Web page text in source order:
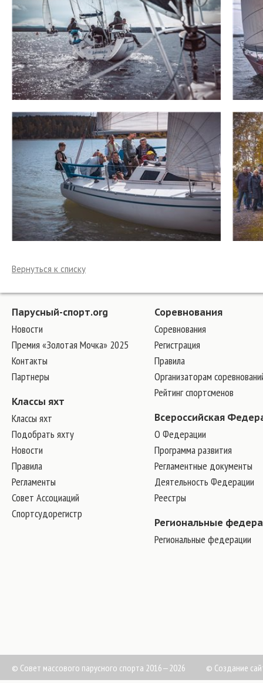
Вернуться к списку
Парусный-спорт.org
Новости
Премия «Золотая Мочка» 2025
Контакты
Партнеры
Классы яхт
Классы яхт
Подобрать яхту
Новости
Правила
Регламенты
Совет Ассоциаций
Спортсудорегистр
Соревнования
Соревнования
Регистрация
Правила
Организаторам
Рейтинг спортсменов
Всероссийская
О Федерации
Программа развития
Регламентные документы
Деятельность Федерации
Реестры
Региональные
Региональные федерации
© Совет массового парусного спорта 2016—2026 © Создание